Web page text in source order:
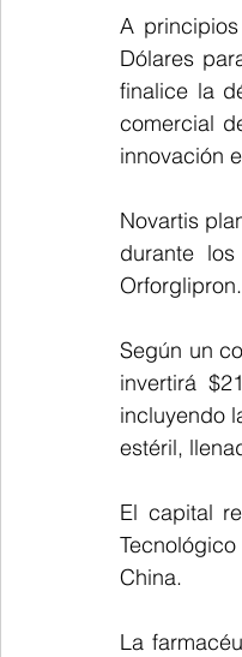
A
Dólares
finalice la
comercial
innovación
Novartis
durante
Orforglipron.
Según un
invertirá
incluyendo
estéril,
El capital
China.
La